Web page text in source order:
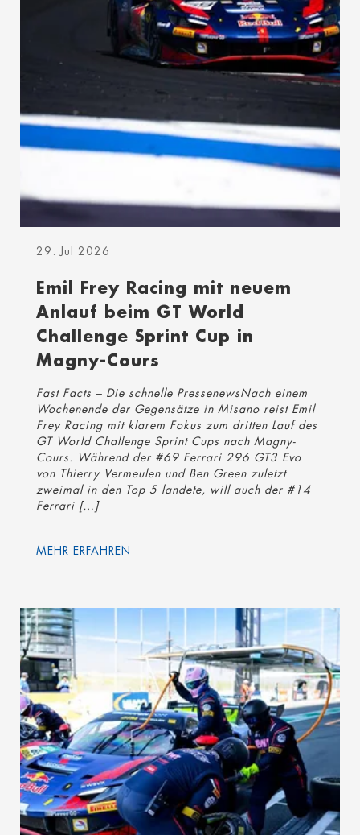
29. Jul 2026
Emil Frey Racing mit neuem
Anlauf beim GT World
Challenge Sprint Cup in
Magny-Cours
Fast Facts – Die schnelle PressenewsNach einem
Wochenende der Gegensätze in Misano reist Emil
Frey Racing mit klarem Fokus zum dritten Lauf des
GT World Challenge Sprint Cups nach Magny-
Cours. Während der #69 Ferrari 296 GT3 Evo
von Thierry Vermeulen und Ben Green zuletzt
zweimal in den Top 5 landete, will auch der #14
Ferrari […]
MEHR ERFAHREN